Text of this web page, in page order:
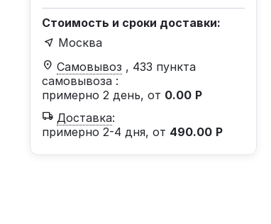
Стоимость и сроки доставки:
Москва
Самовывоз , 433 пункта
самовывоза :
примерно 2 день, от 0.00 Р
Доставка:
примерно 2-4 дня, от 490.00 Р